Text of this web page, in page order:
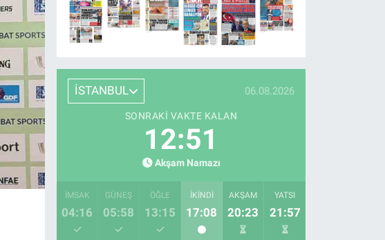
İSTANBUL 06.08.2026
SONRAKI VAKTE KALAN
12:50
Akşam Namazı
İMSAK
04:16
GÜNEŞ
05:58
ÖĞLE
13:15
İKINDI
17:08
AKŞAM
20:23
YATSI
21:57